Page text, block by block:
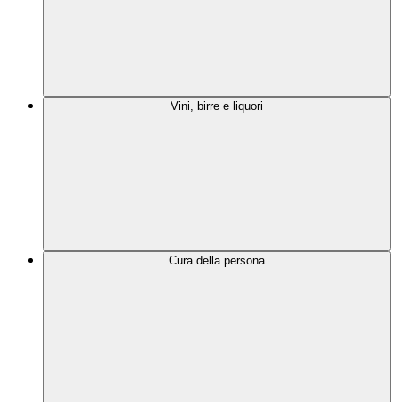
Vini, birre e liquori
Cura della persona